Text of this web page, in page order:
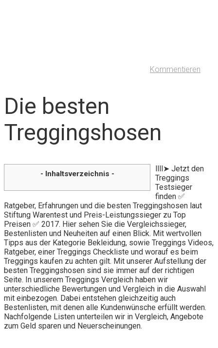
Kommentieren
Die besten
Treggingshosen
- Inhaltsverzeichnis -
llll➤ Jetzt den
Treggings
Testsieger
finden ✅
Ratgeber, Erfahrungen und die besten Treggingshosen laut
Stiftung Warentest und Preis-Leistungssieger zu Top
Preisen ✅ 2017. Hier sehen Sie die Vergleichssieger,
Bestenlisten und Neuheiten auf einen Blick. Mit wertvollen
Tipps aus der Kategorie Bekleidung, sowie Treggings Videos,
Ratgeber, einer Treggings Checkliste und worauf es beim
Treggings kaufen zu achten gilt. Mit unserer Aufstellung der
besten Treggingshosen sind sie immer auf der richtigen
Seite. In unserem Treggings Vergleich haben wir
unterschiedliche Bewertungen und Vergleich in die Auswahl
mit einbezogen. Dabei entstehen gleichzeitig auch
Bestenlisten, mit denen alle Kundenwünsche erfüllt werden.
Nachfolgende Listen unterteilen wir in Vergleich, Angebote
zum Geld sparen und Neuerscheinungen.